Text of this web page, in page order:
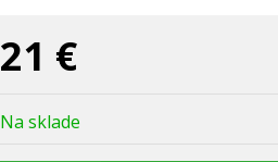
21 €
Na sklade